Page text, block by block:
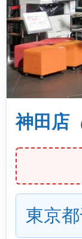
神田店
東京